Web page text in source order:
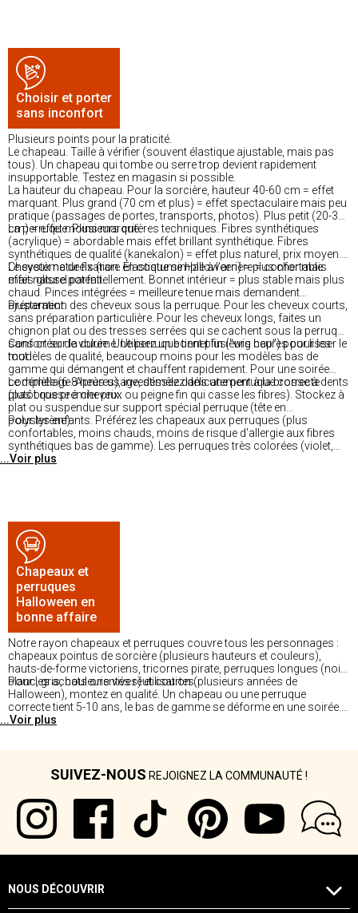
Choisir et porter
sans inconfort
Plusieurs points pour la praticité.
Le chapeau. Taille à vérifier (souvent élastique ajustable, mais pas
tous). Un chapeau qui tombe ou serre trop devient rapidement
insupportable. Testez en magasin si possible.
La hauteur du chapeau. Pour la sorcière, hauteur 40-60 cm = effet
marquant. Plus grand (70 cm et plus) = effet spectaculaire mais peu
pratique (passages de portes, transports, photos). Plus petit (20-30
cm) = effet moins marqué.
La perruque. Plusieurs critères techniques. Fibres synthétiques
(acrylique) = abordable mais effet brillant synthétique. Fibres
synthétiques de qualité (kanekalon) = effet plus naturel, prix moyen.
Cheveux naturels (rare en costume Halloween) = plus cher mais
effet naturel parfait.
Le système de fixation. Élastique simple à l'arrière = confortable
mais glisse potentiellement. Bonnet intérieur = plus stable mais plus
chaud. Pinces intégrées = meilleure tenue mais demandent
ajustement.
Préparation des cheveux sous la perruque. Pour les cheveux courts,
sans préparation particulière. Pour les cheveux longs, faites un
chignon plat ou des tresses serrées qui se cachent sous la perruque
sans créer de volume. Utilisez un bonnet fin ("wig cap") pour lisser le
tout.
Confort sur la durée. Une perruque tient plusieurs heures pour les
modèles de qualité, beaucoup moins pour les modèles bas de
gamme qui démangent et chauffent rapidement. Pour une soirée
complète (6-8 heures), investissez dans une perruque correcte
plutôt que premier prix.
Le démêlage. Après usage, démêlez délicatement à la brosse à dents
(pas brosse à cheveux ou peigne fin qui casse les fibres). Stockez à
plat ou suspendue sur support spécial perruque (tête en
polystyrène).
Pour les enfants. Préférez les chapeaux aux perruques (plus
confortables, moins chauds, moins de risque d'allergie aux fibres
synthétiques bas de gamme). Les perruques très colorées (violet,
vert, rose vif) amusent particulièrement les enfants pour 1-2 heures
...Voir plus
Chapeaux et
perruques
Halloween en
bonne affaire
Notre rayon chapeaux et perruques couvre tous les personnages :
chapeaux pointus de sorcière (plusieurs hauteurs et couleurs),
hauts-de-forme victoriens, tricornes pirate, perruques longues (noir,
blanc, gris, couleurs vives) et courtes.
Pour les achats orientés réutilisation (plusieurs années de
Halloween), montez en qualité. Un chapeau ou une perruque
correcte tient 5-10 ans, le bas de gamme se déforme en une soirée.
Disponible dans nos magasins.
...Voir plus
SUIVEZ-NOUS REJOIGNEZ LA COMMUNAUTÉ !
NOUS DÉCOUVRIR